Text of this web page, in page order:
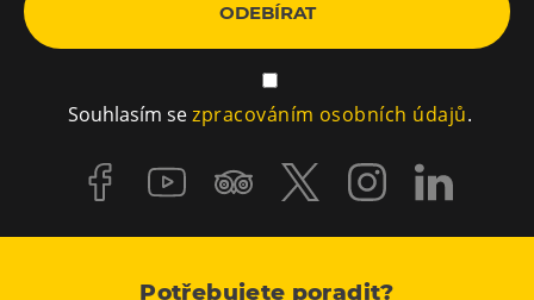
ODEBÍRAT
Souhlasím sezpracováním osobních údajů.
Potřebujete poradit?